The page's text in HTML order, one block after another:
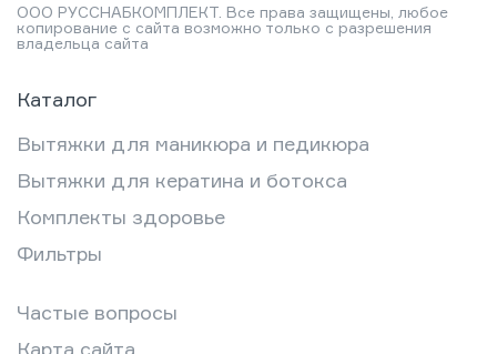
конкретные стратегии управления
расходами: от расчёта
ООО РУССНАБКОМПЛЕКТ. Все права защищены, любое
копирование с сайта возможно только с разрешения
владельца сайта
Каталог
Вытяжки для маникюра и педикюра
Вытяжки для кератина и ботокса
Комплекты здоровье
Фильтры
Частые вопросы
Карта сайта